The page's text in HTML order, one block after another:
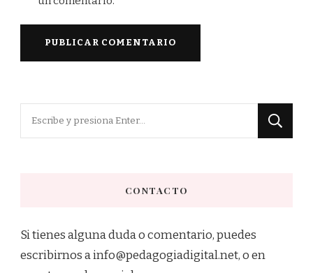
¿Buscas
CONTACTO
Si tienes alguna duda o comentario, puedes
escribirnos a info@pedagogiadigital.net, o en